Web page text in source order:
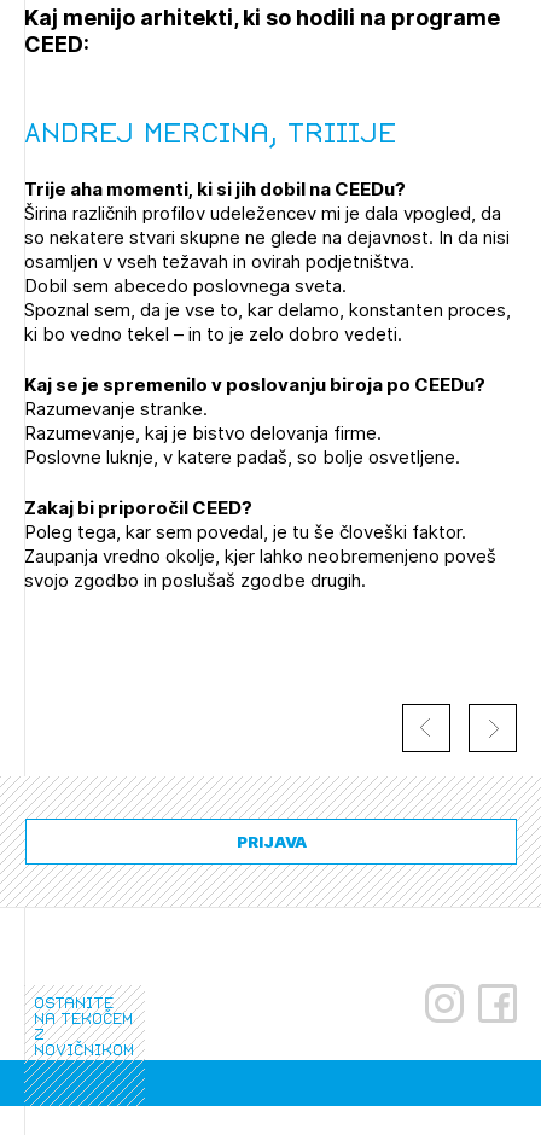
Kaj menijo arhitekti, ki so hodili na programe
CEED:
Andrej Mercina, Triiije
Trije aha momenti, ki si jih dobil na CEEDu?
Širina različnih profilov udeležencev mi je dala vpogled, da
so nekatere stvari skupne ne glede na dejavnost. In da nisi
osamljen v vseh težavah in ovirah podjetništva.
Dobil sem abecedo poslovnega sveta.
Spoznal sem, da je vse to, kar delamo, konstanten proces,
ki bo vedno tekel – in to je zelo dobro vedeti.
Kaj se je spremenilo v poslovanju biroja po CEEDu?
Razumevanje stranke.
Razumevanje, kaj je bistvo delovanja firme.
Poslovne luknje, v katere padaš, so bolje osvetljene.
Zakaj bi priporočil CEED?
Poleg tega, kar sem povedal, je tu še človeški faktor.
Zaupanja vredno okolje, kjer lahko neobremenjeno poveš
svojo zgodbo in poslušaš zgodbe drugih.
PRIJAVA
ostanite
na tekočem
z
novičnikom